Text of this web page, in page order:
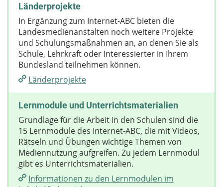
Länderprojekte
In Ergänzung zum Internet-ABC bieten die
Landesmedienanstalten noch weitere Projekte
und Schulungsmaßnahmen an, an denen Sie als
Schule, Lehrkraft oder Interessierter in Ihrem
Bundesland teilnehmen können.
Länderprojekte
Lernmodule und Unterrichtsmaterialien
Grundlage für die Arbeit in den Schulen sind die
15 Lernmodule des Internet-ABC, die mit Videos,
Rätseln und Übungen wichtige Themen von
Mediennutzung aufgreifen. Zu jedem Lernmodul
gibt es Unterrichtsmaterialien.
Informationen zu den Lernmodulen im